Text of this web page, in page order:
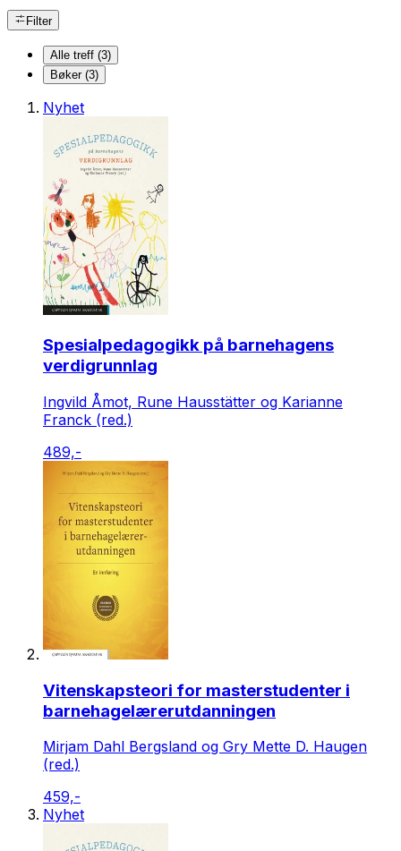
Filter
Alle treff (3)
Bøker (3)
Nyhet
Spesialpedagogikk på barnehagens
verdigrunnlag
Ingvild Åmot, Rune Hausstätter og Karianne
Franck (red.)
489,-
Vitenskapsteori for masterstudenter i
barnehagelærerutdanningen
Mirjam Dahl Bergsland og Gry Mette D. Haugen
(red.)
459,-
Nyhet